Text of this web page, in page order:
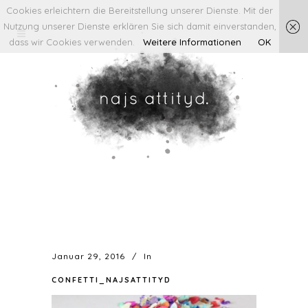
Januar 29, 2016 In
CONFETTI_NAJSATTITYD
Cookies erleichtern die Bereitstellung unserer Dienste. Mit der
Nutzung unserer Dienste erklären Sie sich damit einverstanden,
dass wir Cookies verwenden.
Weitere Informationen OK